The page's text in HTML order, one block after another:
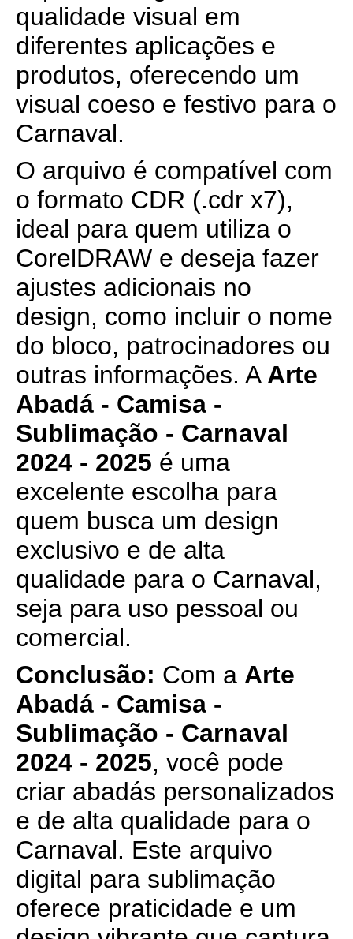
qualidade visual em
diferentes aplicações e
produtos, oferecendo um
visual coeso e festivo para o
Carnaval.
O arquivo é compatível com
o formato CDR (.cdr x7),
ideal para quem utiliza o
CorelDRAW e deseja fazer
ajustes adicionais no
design, como incluir o nome
do bloco, patrocinadores ou
outras informações. A Arte
Abadá - Camisa -
Sublimação - Carnaval
2024 - 2025 é uma
excelente escolha para
quem busca um design
exclusivo e de alta
qualidade para o Carnaval,
seja para uso pessoal ou
comercial.
Conclusão: Com a Arte
Abadá - Camisa -
Sublimação - Carnaval
2024 - 2025, você pode
criar abadás personalizados
e de alta qualidade para o
Carnaval. Este arquivo
digital para sublimação
oferece praticidade e um